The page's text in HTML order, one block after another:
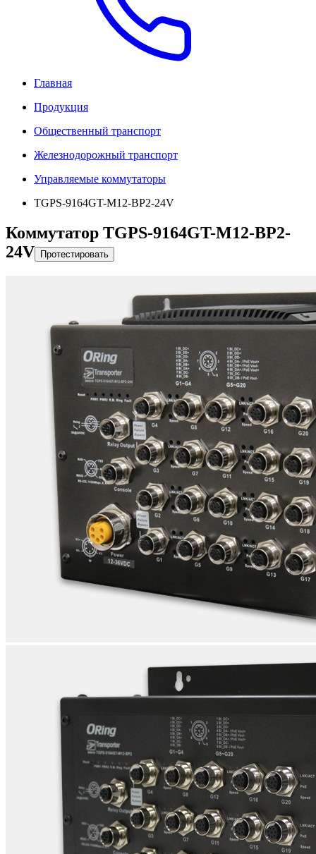
Главная
Продукция
Общественный транспорт
Железнодорожный транспорт
Управляемые коммутаторы
TGPS-9164GT-M12-BP2-24V
Коммутатор TGPS-9164GT-M12-BP2-
24V
Протестировать